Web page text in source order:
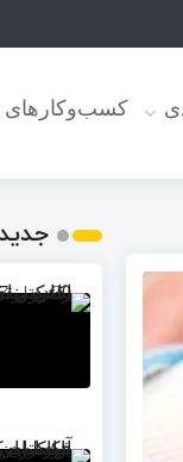
کسب‌وکارهای